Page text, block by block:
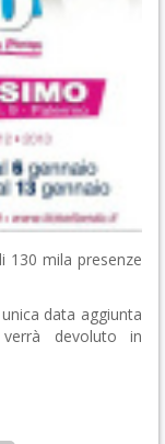
mila presenze
data aggiunta
devoluto in